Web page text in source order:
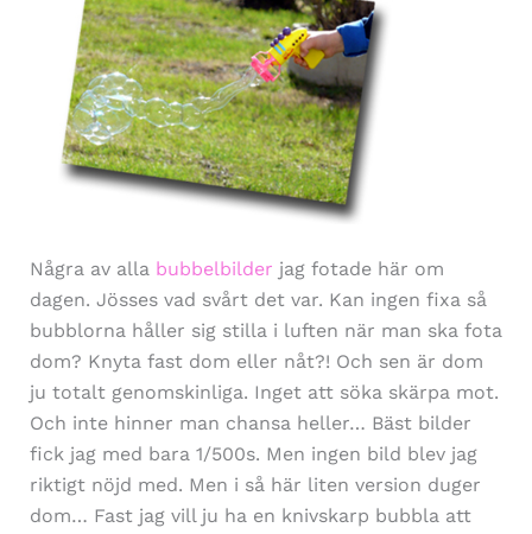
Några av alla bubbelbilder jag fotade här om
dagen. Jösses vad svårt det var. Kan ingen fixa så
bubblorna håller sig stilla i luften när man ska fota
dom? Knyta fast dom eller nåt?! Och sen är dom
ju totalt genomskinliga. Inget att söka skärpa mot.
Och inte hinner man chansa heller… Bäst bilder
fick jag med bara 1/500s. Men ingen bild blev jag
riktigt nöjd med. Men i så här liten version duger
dom… Fast jag vill ju ha en knivskarp bubbla att